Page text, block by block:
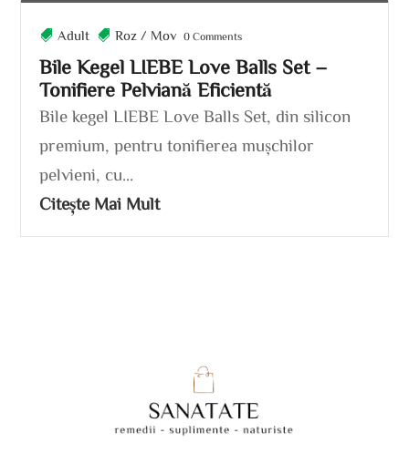
Bile Kegel LIEBE Love Balls Set –
Tonifiere Pelviană Eficientă
Adult Roz / Mov 0 Comments
Bile kegel LIEBE Love Balls Set, din silicon
premium, pentru tonifierea mușchilor
pelvieni, cu...
Citește Mai Mult